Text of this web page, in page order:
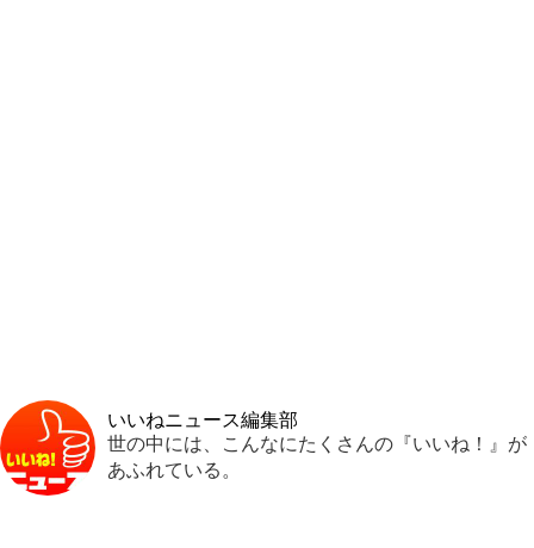
いいねニュース編集部
世の中には、こんなにたくさんの『いいね！』が
あふれている。